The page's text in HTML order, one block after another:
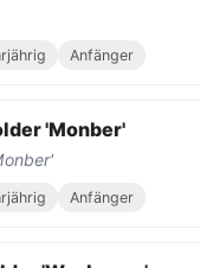
Anfänger
'Monber'
Anfänger